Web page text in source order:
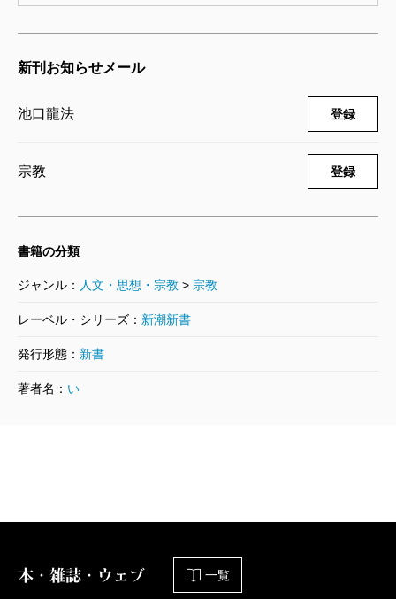
新刊お知らせメール
池口龍法 登録
宗教 登録
書籍の分類
ジャンル： 人文・思想・宗教 > 宗教
レーベル・シリーズ： 新潮新書
発行形態： 新書
著者名： い
本・雑誌・ウェブ 一覧